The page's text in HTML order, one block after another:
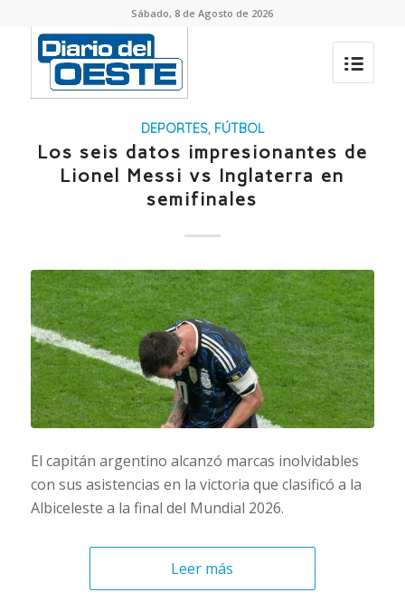
Sábado, 8 de Agosto de 2026
DEPORTES, FÚTBOL
Los seis datos impresionantes de
Lionel Messi vs Inglaterra en
semifinales
El capitán argentino alcanzó marcas inolvidables
con sus asistencias en la victoria que clasificó a la
Albiceleste a la final del Mundial 2026.
Leer más